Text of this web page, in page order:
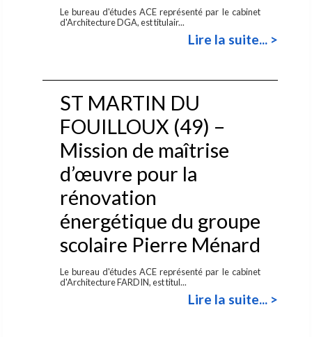
Le bureau d'études ACE représenté par le cabinet
d'Architecture DGA, est titulair...
Lire la suite... >
ST MARTIN DU
FOUILLOUX (49) –
Mission de maîtrise
d’œuvre pour la
rénovation
énergétique du groupe
scolaire Pierre Ménard
Le bureau d'études ACE représenté par le cabinet
d'Architecture FARDIN, est titul...
Lire la suite... >